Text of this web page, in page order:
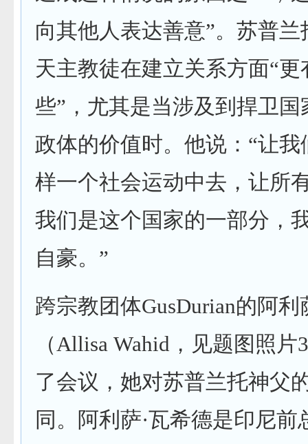
向其他人表达善意”。苏普
天主教徒在建立关系方面“更
些”，尤其是当涉及到捍卫国
政体的价值时。他说：“让我
样一个社会运动中去，让所
我们是这个国家的一部分，
自豪。”
跨宗教团体GusDurian的阿利
（Allisa Wahid，见题图照
了会议，她对苏普兰托神父
同。阿利萨·瓦希德是印尼前